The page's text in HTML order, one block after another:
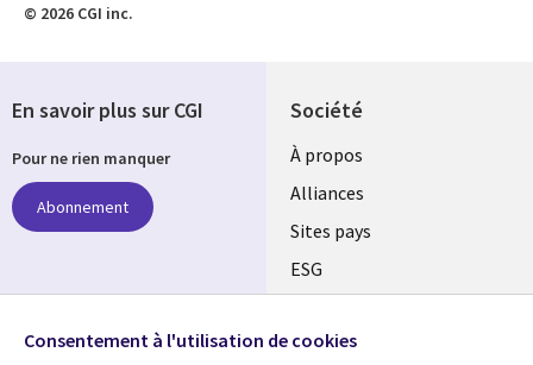
© 2026 CGI inc.
Société
À propos
Alliances
Sites pays
ESG
Fusions
En savoir plus sur CGI
Pour ne rien manquer
Abonnement
Suivez-nous
Consentement à l'utilisation de cookies